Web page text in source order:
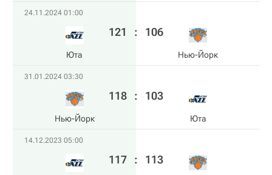
24.11.2024 01:00
Юта
121 : 106
Нью-Йорк
31.01.2024 03:30
Нью-Йорк
118 : 103
Юта
14.12.2023 05:00
117 : 113